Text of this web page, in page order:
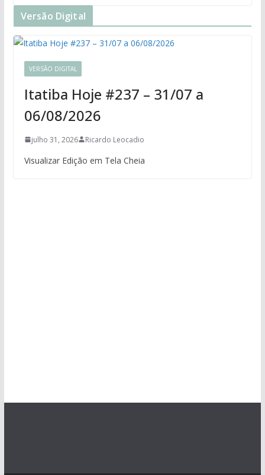
Versão Digital
VERSÃO DIGITAL
Itatiba Hoje #237 – 31/07 a
06/08/2026
julho 31, 2026 Ricardo Leocadio
Visualizar Edição em Tela Cheia